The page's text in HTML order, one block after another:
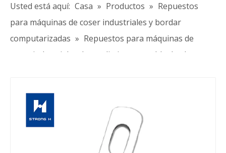
Português
Pусский
Français
Usted está aquí: Casa » Productos » Repuestos
para máquinas de coser industriales y bordar
computarizadas » Repuestos para máquinas de
coser industriales de rendimiento estable de alta